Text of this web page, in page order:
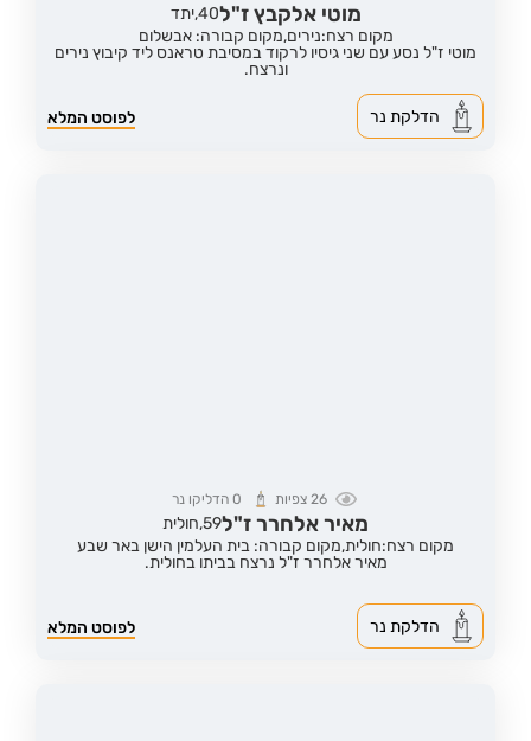
מוטי אלקבץ ז"ל40,יתד
מקום רצח:נירים,מקום קבורה: אבשלום
מוטי ז"ל נסע עם שני גיסיו לרקוד במסיבת טראנס ליד קיבוץ נירים
ונרצח.
לפוסט המלא הדלקת נר
26 צפיות 0הדליקו נר
מאיר אלחרר ז"ל59, חולית
מקום רצח:חולית,מקום קבורה: בית העלמין הישן באר שבע
מאיר אלחרר ז"ל נרצח בביתו בחולית.
לפוסט המלא הדלקת נר